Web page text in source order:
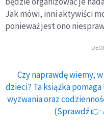
Jak mówi, inni aktywiści
ponieważ jest ono
Czy naprawdę wiemy,
dzieci? Ta książka
wyzwania oraz
(Sprawdź 👉